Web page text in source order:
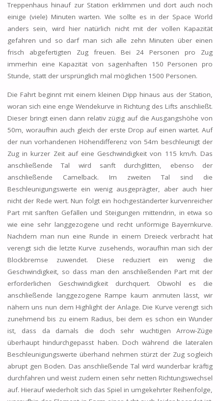
Treppenhaus hinauf zur Station erklimmen und dort auch noch
einige (viele) Minuten warten. Wie sollte es in der Space World
anders sein, wird hier natürlich nicht mit der vollen Kapazität
gefahren und so darf man sich alle zehn Minuten über einen
frisch abgefertigten Zug freuen. Bei 24 Personen pro Zug
immerhin eine Kapazität von sagenhaften 150 Personen pro
Stunde, statt der ursprünglich mal möglichen 1500 Personen.
Die Fahrt beginnt mit einem kleinen Dipp hinaus aus der Station,
woran sich eine enge Wendekurve in Richtung des Lifts anschließt.
Dieser bringt einen dann relativ zügig auf die Ausgangshöhe von
50m, woraufhin auch gleich der erste Drop auf einen wartet. Auf
der nun vorhandenen Höhendifferenz von 54m beschleunigt der
Zug in kurzer Zeit auf eine Geschwindigkeit von 115 km/h. Das
anschließende Tal wird sanft durchglitten, ebenso der
anschließende Camelback. Im zweiten Tal sind die
Beschleunigungswerte ein wenig ausgeprägter, aber auch hier
nicht der Rede wert. Nun folgt ein hochgeständerter kurvenreicher
Part mit sanften Gefällen und Steigungen mittendrin, in etwa so
wie eine sehr langgezogene und recht unförmige Bayernkurve.
Nachdem man nun eine Runde in einem Dreieck verbracht hat
verengt sich die letzte Kurve zusehends, woraufhin man sich der
Blockbremse zuwendet. Diese reduziert ein wenig die
Geschwindigkeit, so dass man den anschließenden Part mit der
erforderlichen Geschwindigkeit durchquert. Obwohl es die
anschließende langgezogene Rampe kaum anmuten lässt, wir
nähern uns nun dem Highlight der Anlage. Die Kurve verengt sich
zunehmend bis zu einem Radius, bei dem es schon ein Wunder
ist, dass da damals die doch sehr wuchtigen Arrow-Züge
überhaupt hindurchgepasst haben. Doch während die lateralen
Beschleunigungswerte überhand nehmen stürzt der Zug sogleich
abrupt gen Boden. Das anschließende Tal wird wunderbar kräftig
durchfahren und weist zudem einen sehr netten Richtungswechsel
auf. Hierauf wiederholt sich das Spiel in umgekehrter Reihenfolge,